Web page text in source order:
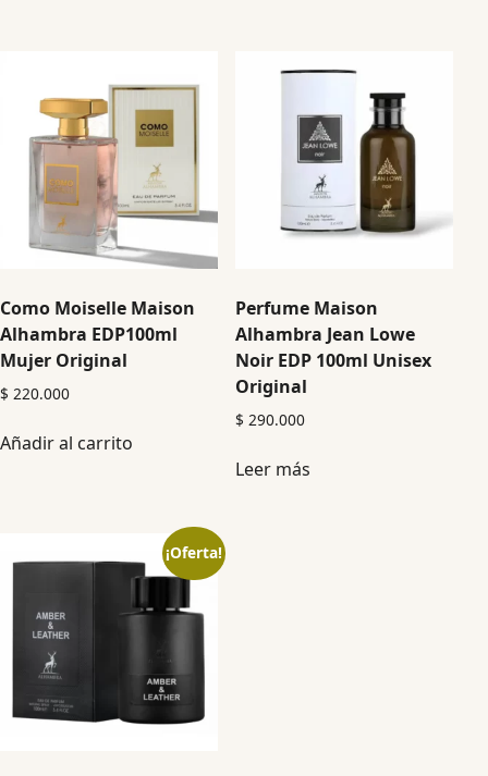
Como Moiselle Maison
Alhambra EDP100ml
Mujer Original
$ 220.000
Añadir al carrito
Perfume Maison
Alhambra Jean Lowe
Noir EDP 100ml Unisex
Original
$ 290.000
Leer más
¡Oferta!